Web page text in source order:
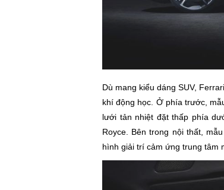
Dù mang kiểu dáng SUV,
khí động học. Ở phía trước,
lưới tản nhiệt đặt thấp phía
Royce. Bên trong nội thất,
hình giải trí cảm ứng trung tâm